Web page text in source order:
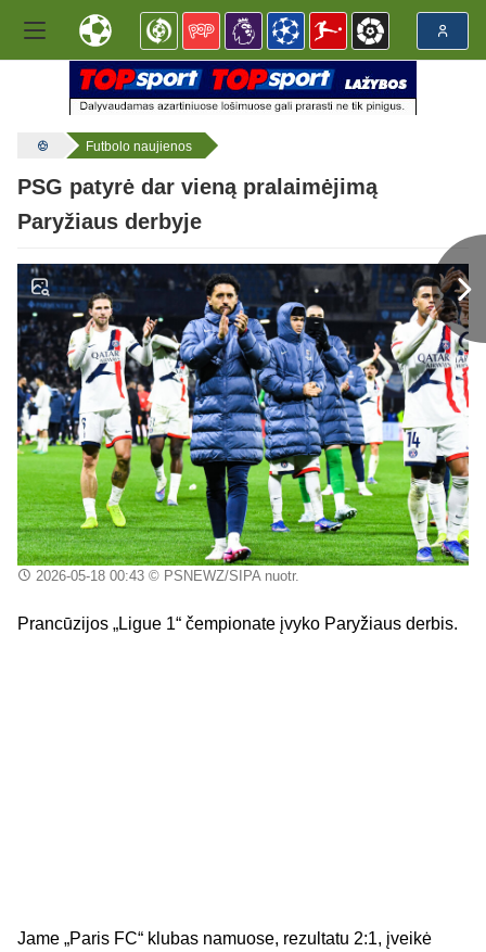
Futbolo naujienos
PSG patyrė dar vieną pralaimėjimą
Paryžiaus derbyje
2026-05-18 00:43© PSNEWZ/SIPA nuotr.
Prancūzijos „Ligue 1“ čempionate įvyko Paryžiaus derbis.
Jame „Paris FC“ klubas namuose, rezultatu 2:1, įveikė